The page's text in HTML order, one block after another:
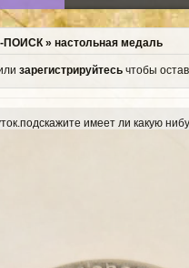
ПОИСК » настольная медаль
зарегистрируйтесь чтобы
имеет ли какую